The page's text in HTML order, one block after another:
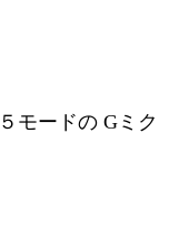
モードの Gミク